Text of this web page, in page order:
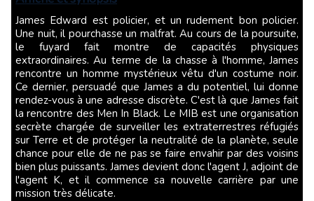
James Edward est policier, et un rudement bon policier.
Une nuit, il pourchasse un malfrat. Au cours de la poursuite,
le fuyard fait montre de capacités physiques
extraordinaires. Au terme de la chasse à l'homme, James
rencontre un homme mystérieux vêtu d'un costume noir.
Ce dernier, persuadé que James a du potentiel, lui donne
rendez-vous à une adresse discrète. C'est là que James fait
la rencontre des Men In Black. Le MIB est une organisation
secrète chargée de surveiller les extraterrestres réfugiés
sur Terre et de protéger la neutralité de la planète, seule
chance pour elle de ne pas se faire envahir par des voisins
bien plus puissants. James devient donc l'agent J, adjoint de
l'agent K, et il commence sa nouvelle carrière par une
mission très délicate.